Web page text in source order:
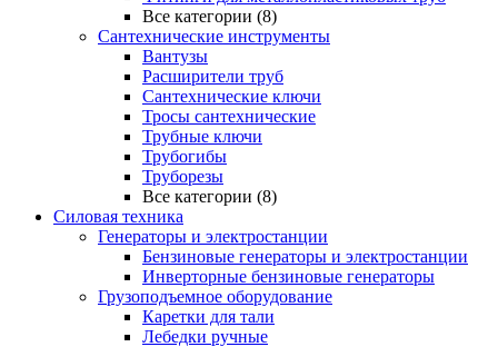
Все категории (8)
Сантехнические инструменты
Вантузы
Расширители труб
Сантехнические ключи
Тросы сантехнические
Трубные ключи
Трубогибы
Труборезы
Все категории (8)
Силовая техника
Генераторы и электростанции
Бензиновые генераторы и электростанции
Инверторные бензиновые генераторы
Грузоподъемное оборудование
Каретки для тали
Лебедки ручные